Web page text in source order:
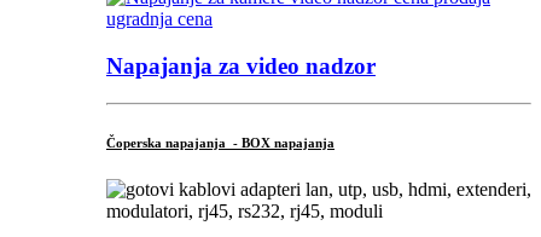
Napajanja za video nadzor
Čoperska napajanja - BOX napajanja